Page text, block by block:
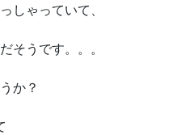
しゃっていて、
そうです。。。
か？